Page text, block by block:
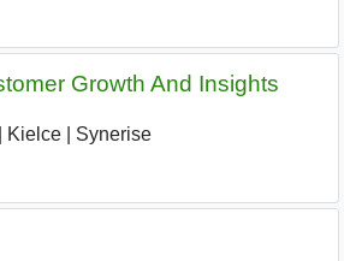
Growth And Insights
Kielce Synerise